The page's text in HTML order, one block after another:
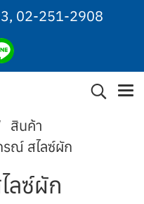
, 02-251-2908
สินค้า
ณ์ สไลซ์ผัก
ลซ์ผัก